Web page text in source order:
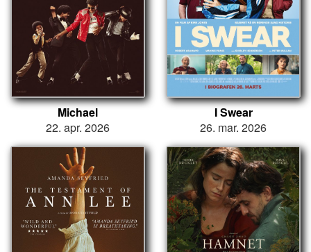
Michael
22. apr. 2026
I Swear
26. mar. 2026